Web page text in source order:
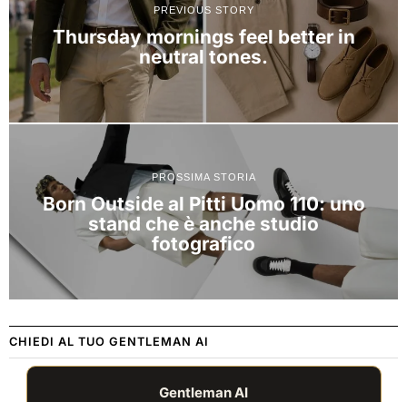
PREVIOUS STORY
Thursday mornings feel better in
neutral tones.
PROSSIMA STORIA
Born Outside al Pitti Uomo 110: uno
stand che è anche studio
fotografico
CHIEDI AL TUO GENTLEMAN AI
Gentleman AI